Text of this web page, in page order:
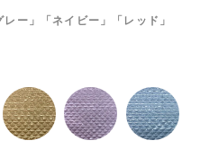
ー」「ネイビー」「レッド」